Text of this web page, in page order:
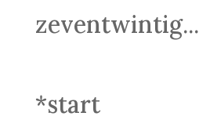
zeventwintig...
*start